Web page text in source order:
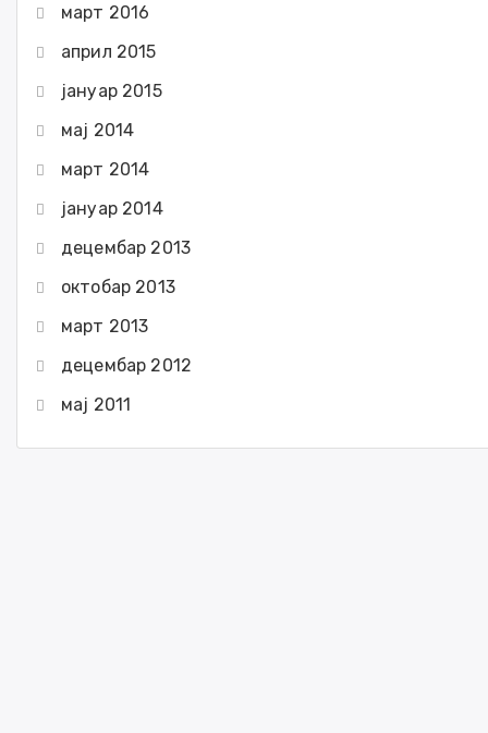
март 2016
април 2015
јануар 2015
мај 2014
март 2014
јануар 2014
децембар 2013
октобар 2013
март 2013
децембар 2012
мај 2011